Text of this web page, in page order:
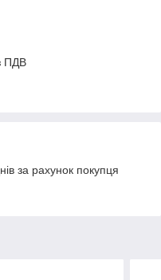
ПДВ
за рахунок покупця